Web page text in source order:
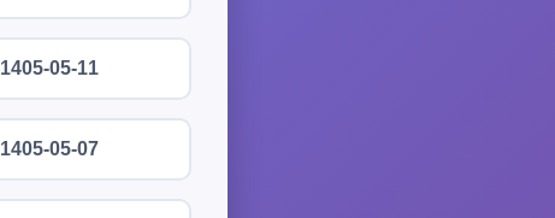
1405-05-11
1405-05-07